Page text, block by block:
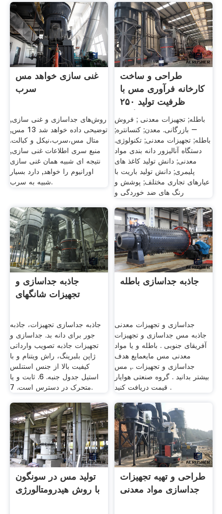
غنی سازی خواهد مس
سرب
روش‌های جداسازی و غنی سازی,
توضیحی داده خواهد شد 13 مس,
متال مس،سرب،نيكل و كبالت.
منبع سری اطلاعات غنی سازی,
نتیجه ای شبیه همان غنی سازی
اورانیوم را خواهد, دارد بسیار
شبیه به سرب.
طراحی و ساخت
کارخانه فرآوری مس با
ظرفیت تولید ۲۵۰
کیلوگرم
باطله; تجهیزات معدنی ; فروش
– بازرگانی. معدن; کنسانتره;
باطله; تجهیزات معدنی; تکنولوژی.
دستگاه آنالیزور دانه بندی مواد
معدنی; دانش تولید کاغذ های
پلیمری; دانش تولید باریت با
عیارهای تجاری مختلف; پوشش و
رنگ های ضد خوردگی و
جاذبه جداسازی و
تجهیزات شانگهای
جاذبه جداسازی تجهیزات، جاذبه
جور برای دانه بد. جداسازی و
تجهیزات جاذبه تصویب وارداتی
ژاپن بلبرینگ، راش ویتنام و با
کیفیت بالا از جنس استنلس
استیل جدول جنبه. 6. ثابت و یا
متحرک در دسترس است. 7.
جاذبه جداسازی باطله
جداسازی و تجهیزات معدنی
جاذبه مس جداسازی و تجهیزات
آفریقای جنوبی . باطله و یا مواد
معدنی مس مایعمایع هدف
جداسازی و تجهیزات ., مس
بیشتر بدانید . گروه صنعتی هوایار
. قیمت دریافت کنید
تولید مس در سونگون
با روش هیدرومتالورژی
طراحی و تهیه تجهیزات
جداسازی مواد معدنی